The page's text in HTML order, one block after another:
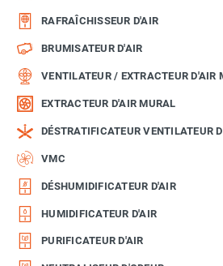
RAFRAÎCHISSEUR D'AIR
BRUMISATEUR D'AIR
VENTILATEUR / EXTRACTEUR D'AIR
EXTRACTEUR D'AIR MURAL
DÉSTRATIFICATEUR VENTILATEUR
VMC
DÉSHUMIDIFICATEUR D'AIR
HUMIDIFICATEUR D'AIR
PURIFICATEUR D'AIR